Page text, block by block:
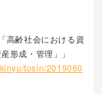
高齢社会における資
形成・管理」」
tosin/2019060